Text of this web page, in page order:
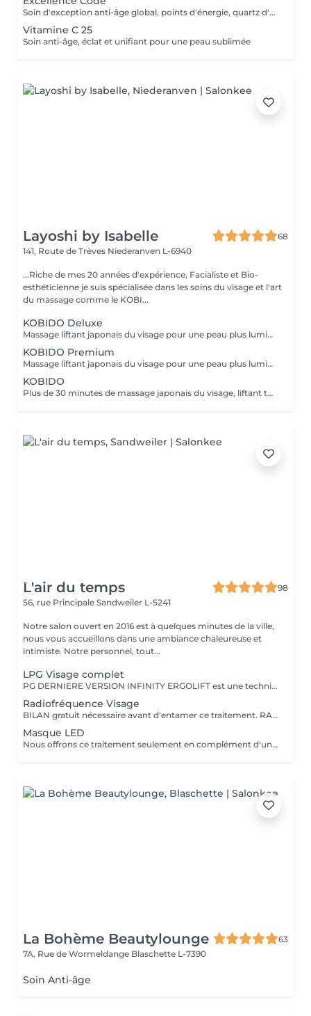
Soin d'exception anti-âge global, points d'énergie, quartz d'aventurine, masque premium en biocellulose
Vitamine C 25
Soin anti-âge, éclat et unifiant pour une peau sublimée
Layoshi by Isabelle
68
141, Route de Trèves Niederanven L-6940
...Riche de mes 20 années d'expérience, Facialiste et Bio-
esthéticienne je suis spécialisée dans les soins du visage et l'art
du massage comme le KOBI...
KOBIDO Deluxe
Massage liftant japonais du visage pour une peau plus lumineuse et repulpée, sublimée par l'utilisation d'ustensiles comme le gua-sha, le ridoki, ou encore les ventouses etc...dans le seul but d'optimiser les résultats. Un gommage ou un masque sous LED (en fonction de vos besoins) boosteront les effets du soin pour un visage rayonnant! Les bienfaits du kobido sont appréciables dès la première séance. Les muscles faciaux pétris en profondeur, se tonifient, les cernes et les rides s'amenuisent, l'ovale du visage se raffermit, soulignant des angles plus harmonieux. La peau régénérée apparaît comme défroissée, retapissée. Un drainage en dernière phase contribue à éliminer les toxines et à assainir la peau. Un véritable effet tenseur est ressenti à l'issue du soin pour des traits rehaussés à souhait. L'éventuelle brume de fatigue s'évapore pour faire place à un joli grain de peau qui respire la santé. Le teint s'illumine, un coup de jeune bluffant s'affiche sur une mine radieuse. !!! Pour un résultat plus durable, ce soin est conseillé en cure !!! Demandez conseil à votre esthéticienne.
KOBIDO Premium
Massage liftant japonais du visage pour une peau plus lumineuse et repulpée, personnalisé en fonction de vos besoins grâce à l'utilisation d'ustensiles comme le gua-sha, le ridoki, ou encore les ventouses etc... Les bienfaits du kobido sont appréciables dès la première séance. Les muscles faciaux pétris en profondeur, se tonifient, les cernes et les rides s'amenuisent, l'ovale du visage se raffermit, soulignant des angles plus harmonieux. La peau regénérée apparaît comme défroissée, retapissée. Un drainage en dernière phase contribue à éliminer les toxines et à assainir la peau. Un véritable effet tenseur! !!! Pour un résultat plus durable, ce soin est conseillé en cure !!! Demandez conseil à votre esthéticienne.
KOBIDO
Plus de 30 minutes de massage japonais du visage, liftant tonifiant et repulpant = une vraie gymnastique faciale pour une peau plus lumineuse et une diminution des rides. Les bienfaits du kobido sont appréciables dès la première séance. Les muscles faciaux pétris en profondeur, se tonifient, les cernes et les rides s'amenuisent, l'ovale du visage se raffermit, soulignant des angles plus harmonieux. La peau régénerée apparaît comme défroissée, retapissée. Un véritable effet tenseur! !!! Pour un résultat plus durable, ce soin est conseillé en cure !!! Demandez conseil à votre esthéticienne.
L'air du temps
98
56, rue Principale Sandweiler L-5241
Notre salon ouvert en 2016 est à quelques minutes de la ville,
nous vous accueillons dans une ambiance chaleureuse et
intimiste. Notre personnel, tout...
LPG Visage complet
PG DERNIERE VERSION INFINITY ERGOLIFT est une technique naturelle naturelle, pour rajeunir la peau. Rebooste, raffermit, rides du lion, contour des yeux,nasogénien, améliore l'aspect de la peau. Un éclat immédiat dès la première séance. Cette technique est à considérer comme un traitement de plusieurs séances pour atteindre les objectifs. Voir rubrique abonnement L'endermologie LPG une valeur sure, plus de 35 ans d'expertise dans la beauté
Radiofréquence Visage
BILAN gratuit nécessaire avant d'entamer ce traitement. RADIOFREQUENCE 448Khz CAPACITIVE RESISTIVE monpolaire Non douloureux Non invasif Technique pour raffermir, contre la cellulite, réduction de volume. La radiofréquence émet de la chaleur induite par une onde qui génère un effet tenseur et immédiat et durable. Traitement 6 à 12 séances pour atteindre des résultats, cela dépend de la qualité de la peau, de l'âge, du volume concernés entre autres.
Masque LED
Nous offrons ce traitement seulement en complément d'un autre soin, afin de renforcer celui-ci. Nous rajouterons 15 minutes à votre soin en vous posant le masque LED sur le visage. La lumière LED est aussi appelée luminothérapie
La Bohème Beautylounge
63
7A, Rue de Wormeldange Blaschette L-7390
Soin Anti-âge